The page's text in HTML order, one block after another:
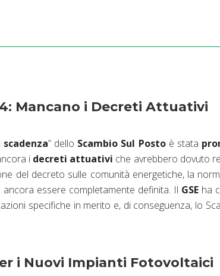
Mancano i Decreti Attuativi
” dello Scambio Sul Postoè stata
i decreti attuativi che avrebbero dovuto
del decreto sulle comunità energetiche, la
essere completamente definita. Il GSE ha
specifiche in merito e, di conseguenza, lo
i Nuovi Impianti Fotovoltaici